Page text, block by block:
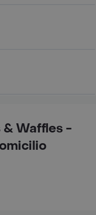
& Waffles -